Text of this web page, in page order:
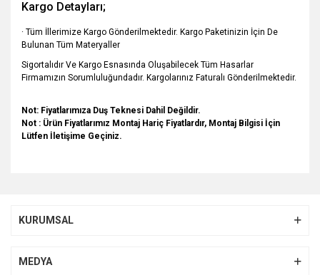
Kargo Detayları;
· Tüm İllerimize Kargo Gönderilmektedir. Kargo Paketinizin İçin De
Bulunan Tüm Materyaller
Sigortalıdır Ve Kargo Esnasında Oluşabilecek Tüm Hasarlar
Firmamızın Sorumluluğundadır. Kargolarınız Faturalı Gönderilmektedir.
Not: Fiyatlarımıza Duş Teknesi Dahil Değildir.
Not : Ürün Fiyatlarımız Montaj Hariç Fiyatlardır, Montaj Bilgisi İçin
Lütfen İletişime Geçiniz.
Görüş ve önerileriniz için teşekkür ederiz.
Ürün resmi kalitesiz, bozuk veya görüntülenemiyor.
KURUMSAL
MEDYA